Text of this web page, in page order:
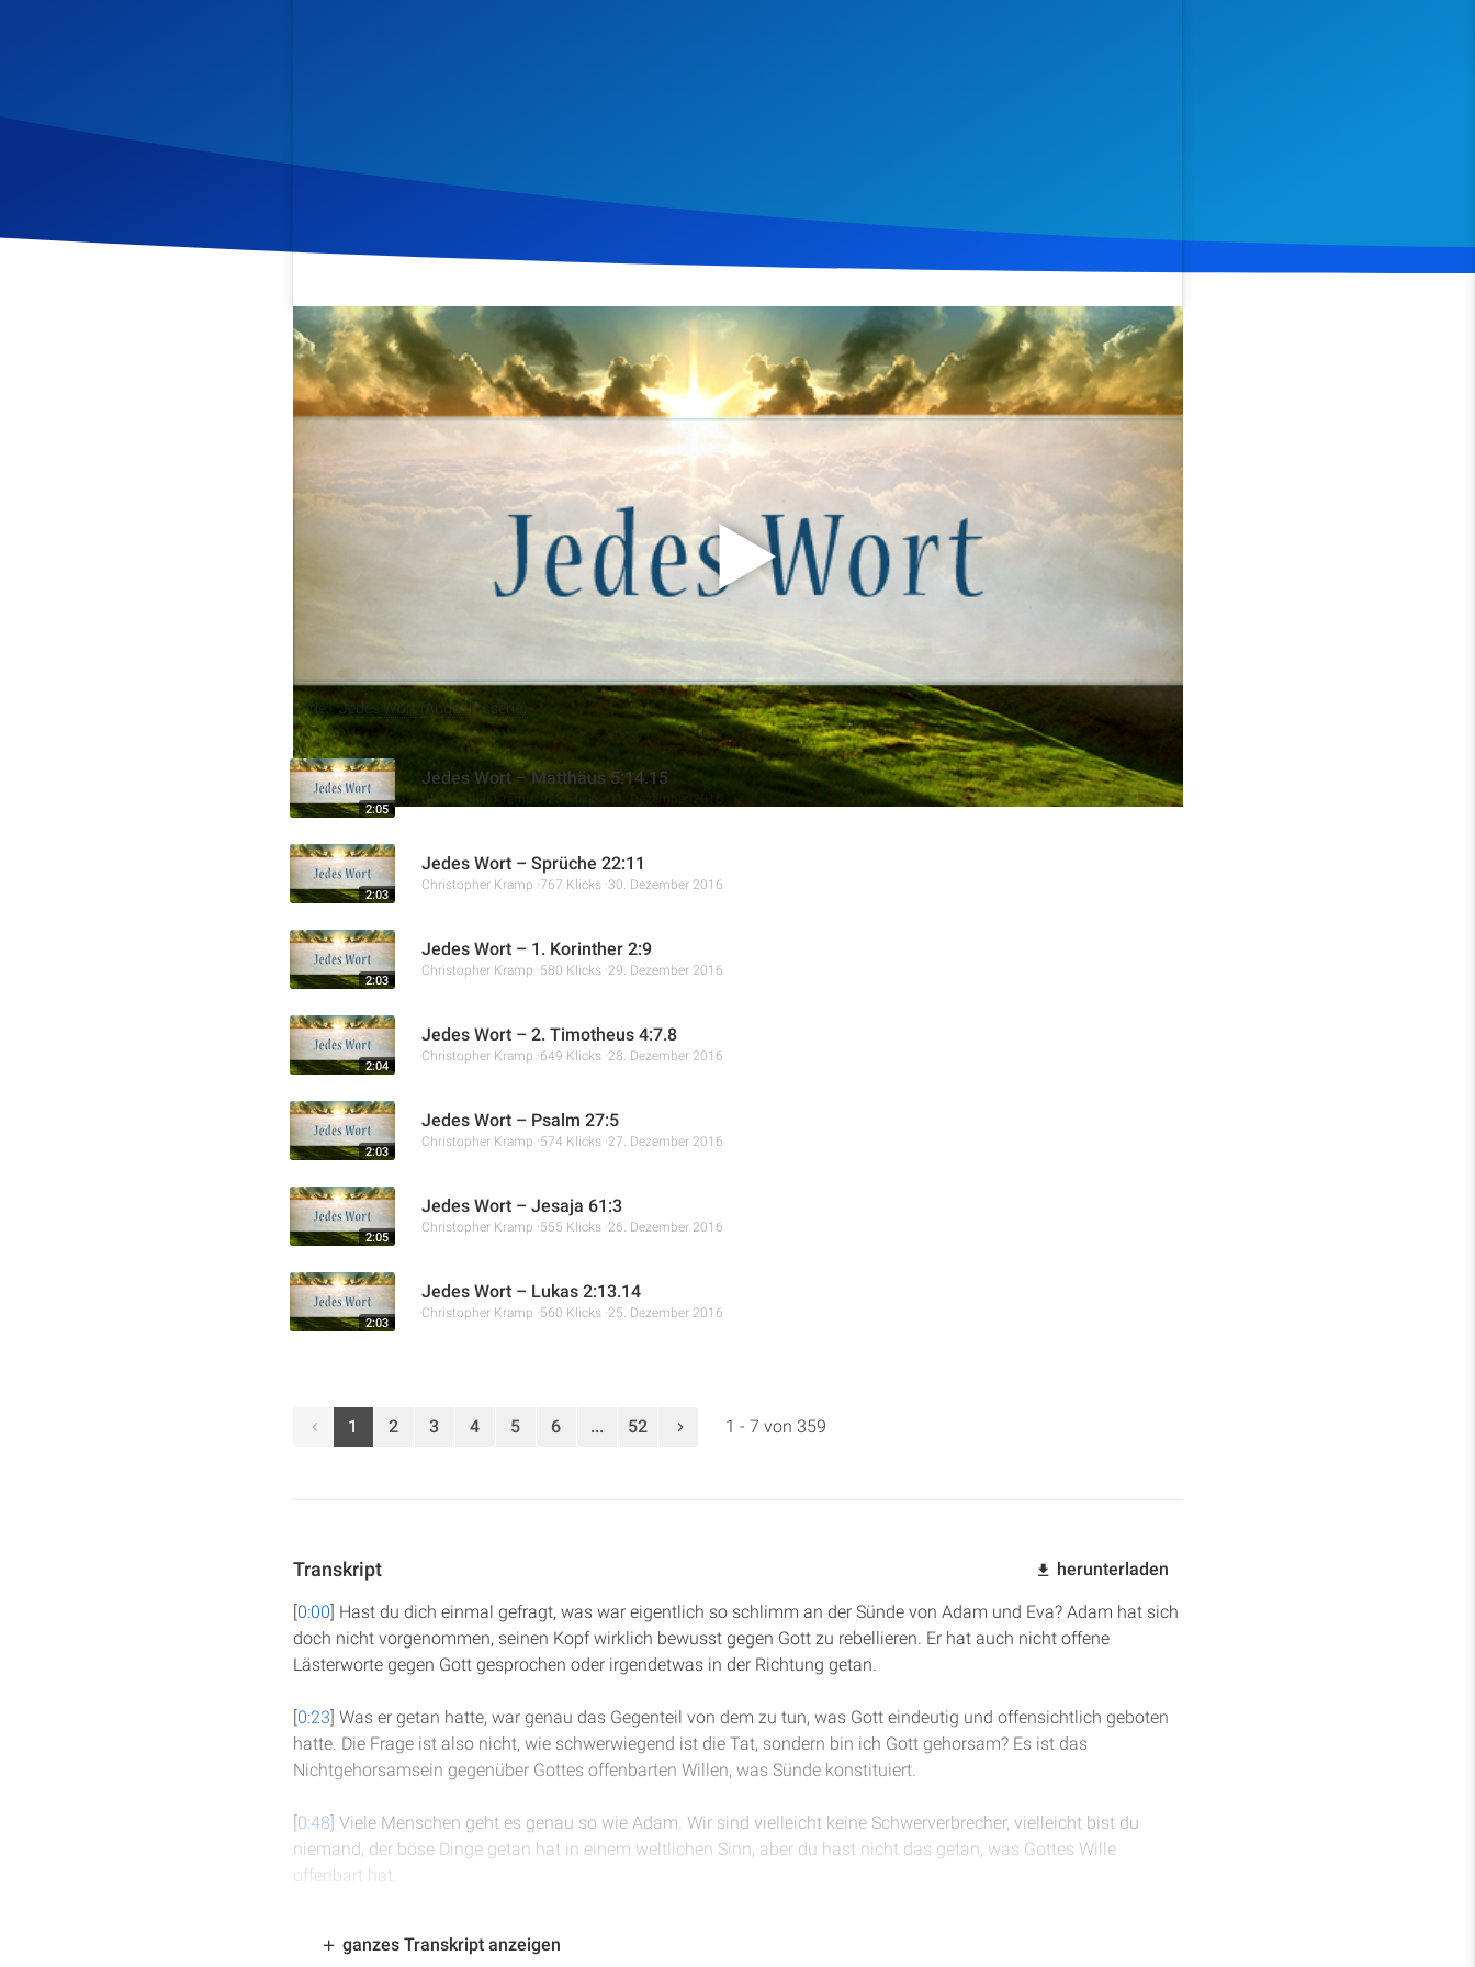
Veröffentlicht am 11. Februar 2016 366 Download Teilen
Diese Andacht beleuchtet die Bedeutung von Gehorsam gegenüber Gottes Willen, basierend auf
, Verse 19
und 20. Christopher Kramp erklärt, wie Adams Ungehorsam die Kette des Gehorsams brach und wie Jesus Christus
diese Kette durch seinen eigenen Gehorsam wiederherstellt. Es wird betont, dass nicht die Schwere der Tat, sondern
der Gehorsam gegenüber Gott entscheidend ist.
Weitere Aufnahmen
Serie: Jedes Wort (Andachtsserie)
2:05
Jedes Wort – Matthäus 5:14.15
Christopher Kramp 923 Klicks
2:03
Jedes Wort – Sprüche 22:11
Christopher Kramp 767 Klicks 30. Dezember 2016
2:03
Jedes Wort – 1. Korinther 2:9
Christopher Kramp 580 Klicks 29. Dezember 2016
2:04
Jedes Wort – 2. Timotheus 4:7.8
Christopher Kramp 649 Klicks 28. Dezember 2016
2:03
Jedes Wort – Psalm 27:5
Christopher Kramp 574 Klicks 27. Dezember 2016
2:05
Jedes Wort – Jesaja 61:3
Christopher Kramp 555 Klicks 26. Dezember 2016
2:03
Jedes Wort – Lukas 2:13.14
Christopher Kramp 560 Klicks 25. Dezember 2016
1 2 3 4 5 6 ... 52 1 - 7 von 359
Transkript herunterladen
[0:00] Hast du dich einmal gefragt, was war eigentlich so schlimm an der Sünde von Adam und Eva? Adam hat sich
doch nicht vorgenommen, seinen Kopf wirklich bewusst gegen Gott zu rebellieren. Er hat auch nicht offene
Lästerworte gegen Gott gesprochen oder irgendetwas in der Richtung getan.
[0:23] Was er getan hatte, war genau das Gegenteil von dem zu tun, was Gott eindeutig und offensichtlich geboten
hatte. Die Frage ist also nicht, wie schwerwiegend ist die Tat, sondern bin ich Gott gehorsam? Es ist das
Nichtgehorsamsein gegenüber Gottes offenbarten Willen, was Sünde konstituiert.
[0:48] Viele Menschen geht es genau so wie Adam. Wir sind vielleicht keine Schwerverbrecher, vielleicht bist du
niemand, der böse Dinge getan hat in einem weltlichen Sinn, aber du hast nicht das getan, was Gottes Wille
offenbart hat.
worden ist. Denn gleich wie durch den Ungehorsam des einen Menschen, die vielen zu Sündern gemacht worden
ganzes Transkript anzeigen